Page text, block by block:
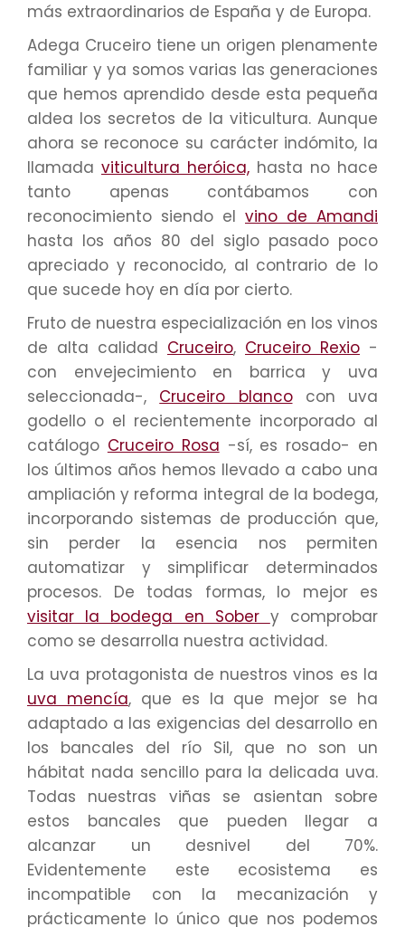
más extraordinarios de España y de Europa.
Adega Cruceiro tiene un origen plenamente
familiar y ya somos varias las generaciones
que hemos aprendido desde esta pequeña
aldea los secretos de la viticultura. Aunque
ahora se reconoce su carácter indómito, la
llamada viticultura heróica, hasta no hace
tanto apenas contábamos con
reconocimiento siendo el vino de Amandi
hasta los años 80 del siglo pasado poco
apreciado y reconocido, al contrario de lo
que sucede hoy en día por cierto.
Fruto de nuestra especialización en los vinos
de alta calidad Cruceiro, Cruceiro Rexio -
con envejecimiento en barrica y uva
seleccionada-, Cruceiro blancocon uva
godello o el recientemente incorporado al
catálogo Cruceiro Rosa -sí, es rosado- en
los últimos años hemos llevado a cabo una
ampliación y reforma integral de la bodega,
incorporando sistemas de producción que,
sin perder la esencia nos permiten
automatizar y simplificar determinados
procesos. De todas formas, lo mejor es
visitar la bodega en Sober y comprobar
como se desarrolla nuestra actividad.
La uva protagonista de nuestros vinos es la
uva mencía, que es la que mejor se ha
adaptado a las exigencias del desarrollo en
los bancales del río Sil, que no son un
hábitat nada sencillo para la delicada uva.
Todas nuestras viñas se asientan sobre
estos bancales que pueden llegar a
alcanzar un desnivel del 70%.
Evidentemente este ecosistema es
incompatible con la mecanización y
prácticamente lo único que nos podemos